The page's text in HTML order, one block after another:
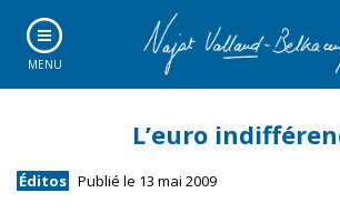
MENU
L’euro
Éditos Publié le 13 mai 2009